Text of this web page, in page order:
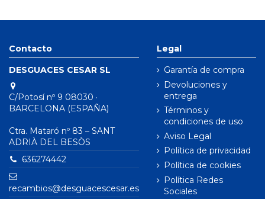
Contacto
DESGUACES CESAR SL
C/Potosí nº 9 08030 ·
BARCELONA (ESPAÑA)
Ctra. Mataró nº 83 – SANT
ADRIÀ DEL BESÒS
636274442
recambios@desguacescesar.es
Legal
Garantía de compra
Devoluciones y
entrega
Términos y
condiciones de uso
Aviso Legal
Política de privacidad
Política de cookies
Política Redes
Sociales